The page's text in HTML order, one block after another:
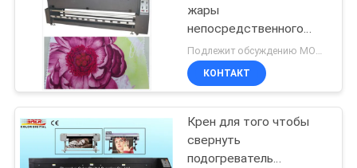
Прокладчик ткани
192
жары
непосредственного
красителя 2500mm для
принтера ткани флага
КОНТАКТ
Крен для того чтобы
свернуть
подогреватель